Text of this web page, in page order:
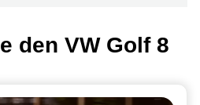
den VW Golf 8